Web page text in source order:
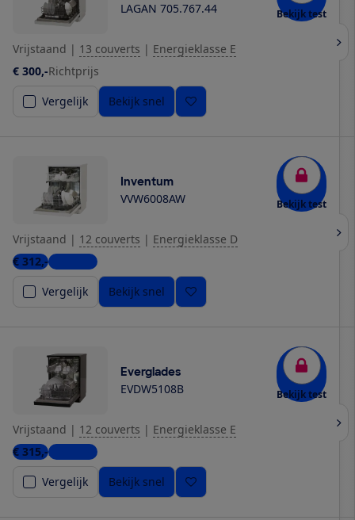
LAGAN 705.767.44 Bekijk test
Vrijstaand | 13 couverts | Energieklasse E
€ 300,-Richtprijs
Vergelijk
Bekijk snel
Inventum
VVW6008AW Bekijk test
Vrijstaand | 12 couverts | Energieklasse D
€ 312,-4 winkels
Vergelijk
Bekijk snel
Everglades
EVDW5108B Bekijk test
Vrijstaand | 12 couverts | Energieklasse E
€ 315,-2 winkels
Vergelijk
Bekijk snel